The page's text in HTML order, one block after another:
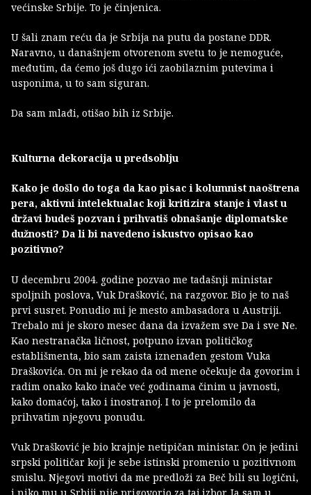
većinske Srbije. To je činjenica.
U šali znam reću da je Srbija na putu da postane DDR.
Naravno, u današnjem otvorenom svetu to je nemoguće,
međutim, da ćemo još dugo ići zaobilaznim putevima i
usponima, u to sam siguran.
Da sam mlađi, otišao bih iz Srbije.
Kulturna dekoracija u predsoblju
Kako je došlo do toga da kao pisac i kolumnist naoštrena
pera, aktivni intelektualac koji kritizira stanje i vlast u
državi budeš pozvan i prihvatiš obnašanje diplomatske
dužnosti? Da li bi navedeno iskustvo opisao kao
pozitivno?
U decembru 2004. godine pozvao me tadašnji ministar
spoljnih poslova, Vuk Drašković, na razgovor. Bio je to naš
prvi susret. Ponudio mi je mesto ambasadora u Austriji.
Trebalo mi je skoro mesec dana da izvažem sve Da i sve Ne.
Kao nestranačka ličnost, potpuno izvan političkog
establišmenta, bio sam zaista iznenađen gestom Vuka
Draškovića. On mi je rekao da od mene očekuje da govorim i
radim onako kako inače već godinama činim u javnosti,
kako domaćoj, tako i inostranoj. I to je prelomilo da
prihvatim njegovu ponudu.
Vuk Drašković je bio krajnje netipičan ministar. On je jedini
srpski političar koji je sebe istinski promenio u pozitivnom
smislu. Njegovi motivi da me predloži za Beč bili su logični,